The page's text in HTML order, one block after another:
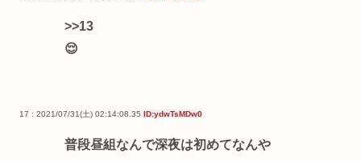
>>13
😌
17 : 2021/07/31(土) 02:14:08.35 ID:ydwTsMDw0
普段昼組なんで深夜は初めてなんや